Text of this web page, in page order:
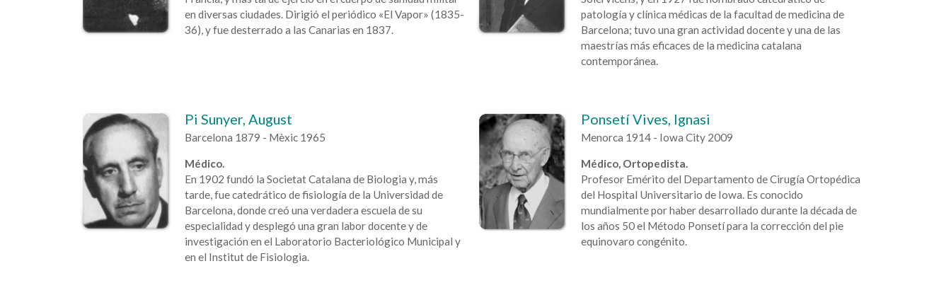
en diversas ciudades. Dirigió el periódico «El Vapor» (1835-
36), y fue desterrado a las Canarias en 1837.
patología y clínica médicas de la facultad de medicina de
Barcelona; tuvo una gran actividad docente y una de las
maestrías más eficaces de la medicina catalana
contemporánea.
Pi Sunyer, August
Barcelona 1879 - Mèxic 1965
Médico.
En 1902 fundó la Societat Catalana de Biologia y, más
tarde, fue catedrático de fisiología de la Universidad de
Barcelona, donde creó una verdadera escuela de su
especialidad y desplegó una gran labor docente y de
investigación en el Laboratorio Bacteriológico Municipal y
en el Institut de Fisiologia.
Ponsetí Vives, Ignasi
Menorca 1914 - Iowa City 2009
Médico, Ortopedista.
Profesor Emérito del Departamento de Cirugía Ortopédica
del Hospital Universitario de Iowa. Es conocido
mundialmente por haber desarrollado durante la década de
los años 50 el Método Ponsetí para la corrección del pie
equinovaro congénito.